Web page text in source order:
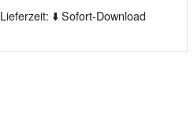
Lieferzeit: ⬇️ Sofort-Download